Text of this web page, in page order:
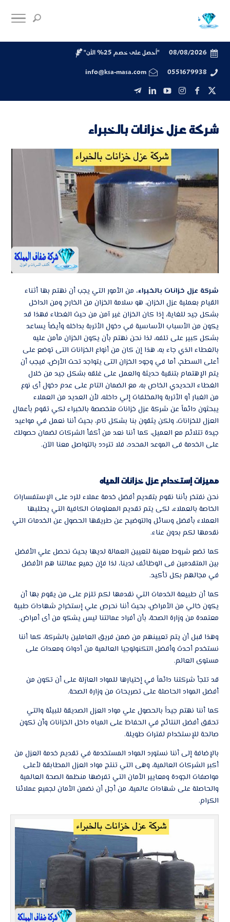
08/08/2026
"أحصل على خصم 25% الأن"
0551679938
info@ksa-masa.com
شركة عزل خزانات بالخبراء
شركة عزل خزانات بالخبراء، من الأمور التي يجب أن نهتم بها أثناء
القيام بعملية عزل الخزان، هو سلامة الخزان من الخارج ومن الداخل
بشكل جيد للغاية، إذا كان الخزان غير آمن من حيث الغطاء فهذا قد
يكون من الأسباب الأساسية في دخول الأتربة بداخله وأيضاً يساعد
بشكل كبير على تلفه، لذا نحن نهتم بأن يكون الخزان مأمن عليه
بالغطاء الذي جاء به، هذا إن كان من أنواع الخزانات التى توضع على
أعلى السطح، أما في وجود الخزان التى يتواجد تحت الأرض، فيجب أن
يتم الإهتمام بتنقية حديثة والعمل على غلقه بشكل جيد من خلال
الغطاء الحديدي الخاص به، مع الضمان التام على عدم دخول أى نوع
من الغبار أو الأتربة والمخلفات إلي داخله، لأن العديد من العملاء
يبحثون دائماً عن شركة عزل خزانات متخصصة بالخبراء لكي تقوم بأعمال
العزل للخزانات، ولكن يثقون بنا بشكل تام، بحيث أننا نعمل في مواعيد
جيدة تتلائم مع العميل، كما أننا نعد من أكفأ الشركات لضمان حصولك
على الخدمة فى الموعد المحدد، فلا تتردد بالتواصل معنا الآن.
مميزات إستخدام عزل خزانات المياه
نحن نفتخر بأننا نقوم بتقديم أفضل خدمة عملاء للرد على الإستفسارات
الخاصة بالعملاء، لكى يتم تقديم المعلومات الكافية التي يطلبها
العملاء بأفضل وسائل والتوضيح عن طريقها الحصول عن الخدمات التي
نقدمها لكم بدون عناء.
كما تضع شروط معينة لتعيين العمالة لديها بحيث نحصل علي الأفضل
بين المتقدمين فى الوظائف لدينا، لذا فإن جميع عمالتنا هم الأفضل
في مجالهم بكل تأكيد.
كما أن طبيعة الخدمات التي نقدمها لكم تلزم على من يقوم بها أن
يكون خالي من الأمراض، بحيث أننا نحرص علي إستخراج شهادات طبية
معتمدة من وزارة الصحة، بأن أفراد عمالتنا ليس يشكو من أى أمراض.
وهذا قبل أن يتم تعيينهم من ضمن فريق العاملين بالشركة، كما أننا
نستخدم أحدث وأفضل التكنولوجيا العالمية من أدوات ومعدات على
مستوى العالم.
قد تلجأ شركتنا دائماً في إختيارها للمواد العازلة على أن تكون من
أفضل المواد الحاصلة على تصريحات من وزارة الصحة.
كما أننا نهتم جيداً بالحصول علي مواد العزل الصديقة للبيئة والتي
تحقق أفضل النتائج في الحفاظ على المياه داخل الخزانات وأن تكون
صالحة للإستخدام لفترات طويلة.
بالإضافة إلى أننا نستورد المواد المستخدمة في تقديم خدمة العزل من
أكبر الشركات العالمية، وهى التي تنتج مواد العزل المطابقة لأعلى
مواصفات الجودة ومعايير الأمان التي تفرضها منظمة الصحة العالمية
والحاصلة على شهادات عالمية، من أجل أن نضمن الأمان لجميع عملائنا
الكرام.